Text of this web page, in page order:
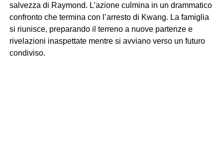
salvezza di Raymond. L’azione culmina in un drammatico
confronto che termina con l’arresto di Kwang. La famiglia
si riunisce, preparando il terreno a nuove partenze e
rivelazioni inaspettate mentre si avviano verso un futuro
condiviso.